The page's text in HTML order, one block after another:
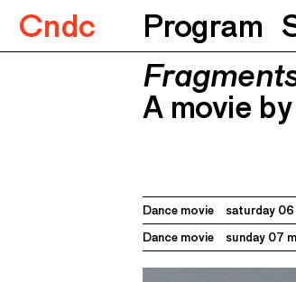
Cndc Program
Fragments A movie by
A movie
Dance movie saturday 06
Dance movie
sunday 07